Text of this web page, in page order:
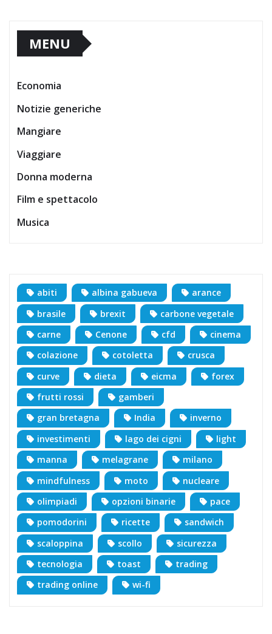
MENU
Economia
Notizie generiche
Mangiare
Viaggiare
Donna moderna
Film e spettacolo
Musica
abiti albina gabueva
arance
brasile
brexit
carbone vegetale
carne
Cenone cfd
cinema
colazione
cotoletta
crusca
curve
dieta eicma
forex
frutti rossi
gamberi
gran bretagna
India
inverno
investimenti
lago dei cigni
light
manna
melagrane
milano
mindfulness
moto
nucleare
olimpiadi
opzioni binarie
pace
pomodorini
ricette
sandwich
scaloppina
scollo
sicurezza
tecnologia
toast
trading
trading online
wi-fi